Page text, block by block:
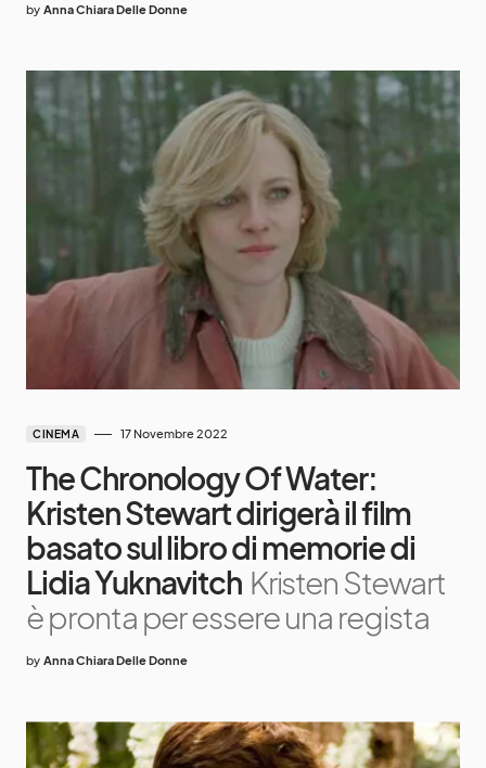
by Anna Chiara Delle Donne
CINEMA 17 Novembre 2022
The Chronology Of Water:
Kristen Stewart dirigerà il film
basato sul libro di memorie di
Lidia Yuknavitch Kristen Stewart
è pronta per essere una regista
by Anna Chiara Delle Donne